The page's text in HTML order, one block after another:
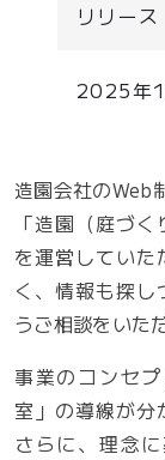
リリース
2025年
造園会社のWeb
「造園（庭づ
を運営していた
く、情報も探
うご相談をいた
事業のコンセ
室」の導線が分
さらに、理念